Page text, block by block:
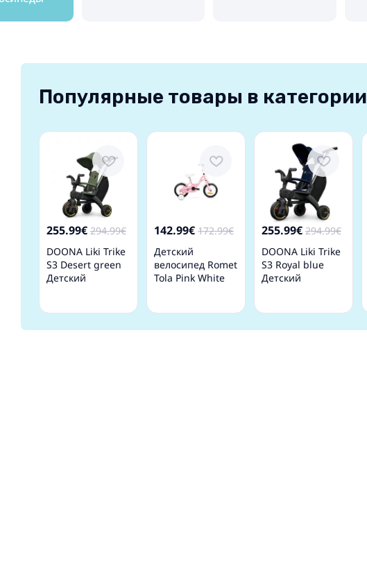
Популярные товары в категории
255.99€ 294.99€
DOONA Liki Trike
S3 Desert green
Детский
142.99€ 172.99€
Детский
велосипед Romet
Tola Pink White
255.99€ 294.99€
DOONA Liki Trike
S3 Royal blue
Детский